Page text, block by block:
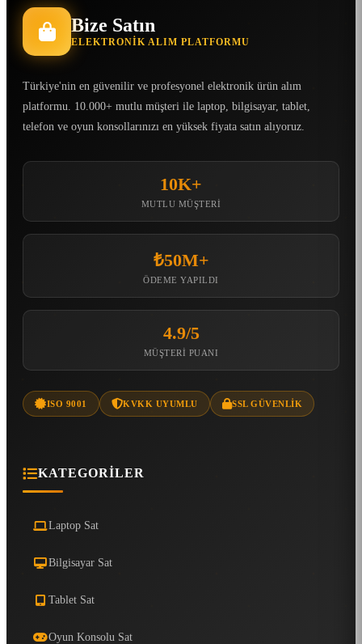
Bize Satın
ELEKTRONIK ALIM PLATFORMU
Türkiye'nin en güvenilir ve profesyonel elektronik ürün alım
platformu. 10.000+ mutlu müşteri ile laptop, bilgisayar, tablet,
telefon ve oyun konsollarınızı en yüksek fiyata satın alıyoruz.
10K+
MUTLU MÜŞTERI
₺50M+
ÖDEME YAPILDI
4.9/5
MÜŞTERI PUANI
ISO 9001 KVKK UYUMLU SSL GÜVENLIK
KATEGORILER
Laptop Sat
Bilgisayar Sat
Tablet Sat
Oyun Konsolu Sat